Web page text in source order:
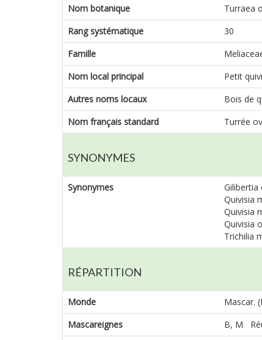
Nom botanique
Turraea
Rang systématique
30
Famille
Nom local principal
Petit quivi
Autres noms locaux
Bois de
Nom français standard
Turrée
SYNONYMES
Synonymes
Gilibertia
Quivisia
Quivisia
Quivisia
Trichilia
RÉPARTITION
Monde
Mascar.
Mascareignes
B, M